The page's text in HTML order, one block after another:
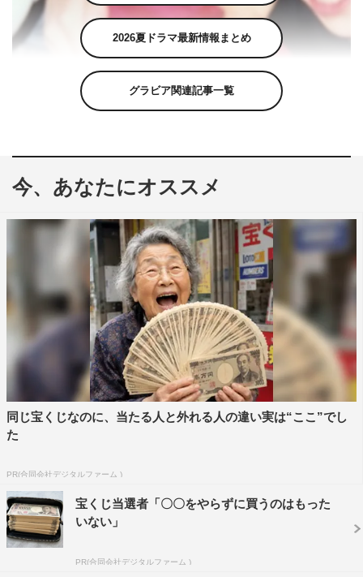
山本舞香公式Instagram（yamamotomaika_official）より
し、写真を公開した。
山本は、子供時代の家族写真を公開し「誕生日おめでと
う、おにぃたん。いい笑顔。けど歯抜けてるよ。おとうた
んもいい顔。私前髪どんなよ。」と自身の兄の誕生日を祝
福した。
この投稿にフォロワーからは「愛だね、愛っ」「可愛い
～」「美男美女兄妹最高」「山本家が一番好き！！おめで
とう」「すごい良い写真」「美形家族！」「は…可愛すぎ
でしょ」などのコメントが寄せられている。
山本舞香公式Instagram：
https://www.instagram.com/yamamotomaika_official/
2026夏ドラマ最新情報まとめ
グラビア関連記事一覧
今、あなたにオススメ
同じ宝くじなのに、当たる人と外れる人の違い実は“ここ”でし
た
PR(合同会社デジタルファーム )
宝くじ当選者「〇〇をやらずに買うのはもった
いない」
PR(合同会社デジタルファーム )